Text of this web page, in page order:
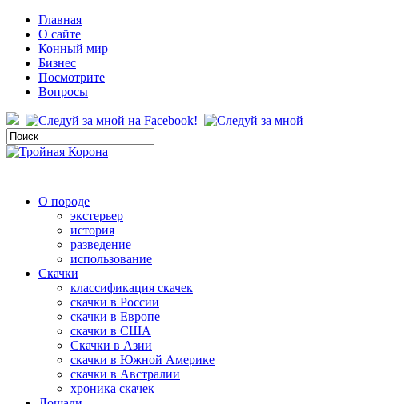
Главная
О сайте
Конный мир
Бизнес
Посмотрите
Вопросы
О породе
экстерьер
история
разведение
использование
Скачки
классификация скачек
скачки в России
скачки в Европе
скачки в США
Скачки в Азии
скачки в Южной Америке
скачки в Австралии
хроника скачек